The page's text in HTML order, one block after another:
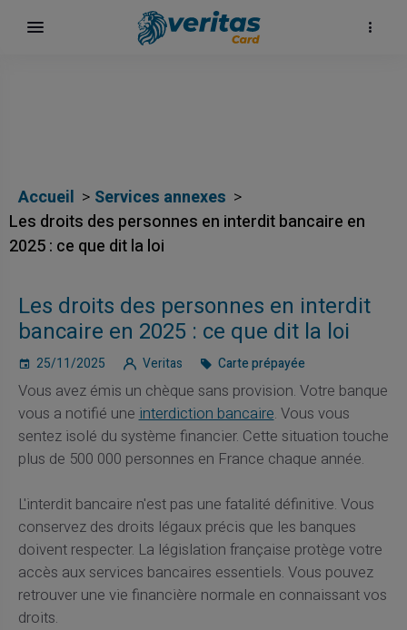
Accueil
Services annexes
Les droits des personnes en interdit bancaire en
2025 : ce que dit la loi
Les droits des personnes en interdit
bancaire en 2025 : ce que dit la loi
25/11/2025 Veritas Carte prépayée
Vous avez émis un chèque sans provision. Votre banque
vous a notifié uneinterdiction bancaire. Vous vous
sentez isolé du système financier. Cette situation touche
plus de 500 000 personnes en France chaque année.
L'interdit bancaire n'est pas une fatalité définitive. Vous
conservez des droits légaux précis que les banques
doivent respecter. La législation française protège votre
accès aux services bancaires essentiels. Vous pouvez
retrouver une vie financière normale en connaissant vos
droits.